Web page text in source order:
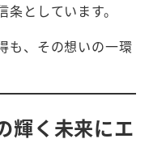
条としています。
も、その想いの一環
輝く未来にエ